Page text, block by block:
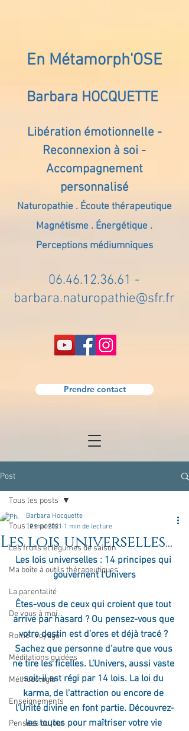
En Métamorph'OSE
Barbara HOCQUETTE
Libération émotionnelle -
Reconnexion à soi -
Accompagnement
personnalisé
Naturopathie . Écoute thérapeutique
Magnétisme . Énergétique .
Perceptions médiumniques
06.46.12.36.61 -
barbara.naturopathie@sfr.fr
Prendre contact
Post
Tous les posts
Les fruits et légumes de saison
Ma boîte à outils thérapeutiques
La parentalité
De vous à moi...
Rome : voyage
Méditations guidées
Méthodologie
Enseignements
Pensées du jour
Tous les posts
Les lois universelles...
Barbara Hocquette
19 mai 2021 1 min de lecture
Les lois universelles : 14 principes qui
gouvernent l'Univers
Êtes-vous de ceux qui croient que tout
arrive par hasard ? Ou pensez-vous que
votre destin est d’ores et déjà tracé ?
Sachez que personne d'autre que vous
ne tire les ficelles. L’Univers, aussi vaste
soit-il est régi par 14 lois. La loi du
karma, de l’attraction ou encore de
l’Unité divine en font partie. Découvrez-
les toutes pour maîtriser votre vie